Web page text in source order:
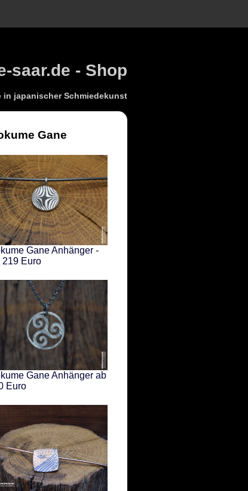
saar.de - Shop
in japanischer Schmiedekunst
Gane
Gane Anhänger -
219 Euro
Gane Anhänger ab
Euro